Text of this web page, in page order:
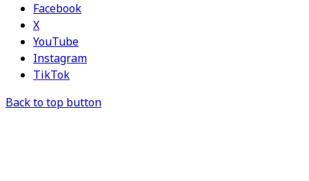
Facebook
X
YouTube
Instagram
TikTok
Back to top button